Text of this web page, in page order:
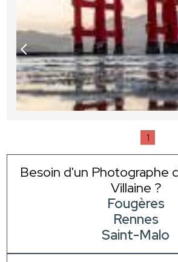
1
Besoin d'un Photographe
Villaine ?
Fougères
Rennes
Saint-Malo